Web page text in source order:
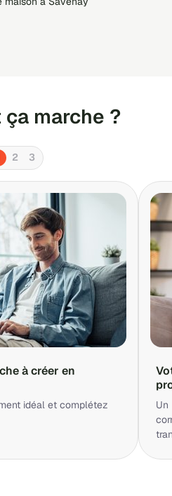
marche ?
2 3
à créer en
idéal et complétez
Un